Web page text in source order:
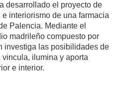
desarrollado el proyecto de
interiorismo de una farmacia
Palencia. Mediante el
madrileño compuesto por
investiga las posibilidades de
vincula, ilumina y aporta
e interior.